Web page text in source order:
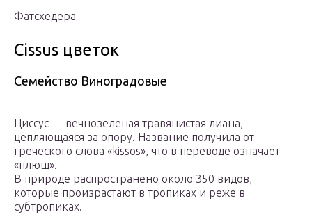
Фатсхедера
Cissus цветок
Семейство Виноградовые
Циссус — вечнозеленая травянистая лиана,
цепляющаяся за опору. Название получила от
греческого слова «kissos», что в переводе означает
«плющ».
В природе распространено около 350 видов,
которые произрастают в тропиках и реже в
субтропиках.